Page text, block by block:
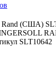
Rand (США)
SLT10642